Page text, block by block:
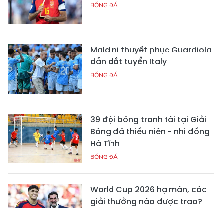
BÓNG ĐÁ
Maldini thuyết phục Guardiola
dẫn dắt tuyển Italy
BÓNG ĐÁ
39 đội bóng tranh tài tại Giải
Bóng đá thiếu niên - nhi đồng
Hà Tĩnh
BÓNG ĐÁ
World Cup 2026 hạ màn, các
giải thưởng nào được trao?